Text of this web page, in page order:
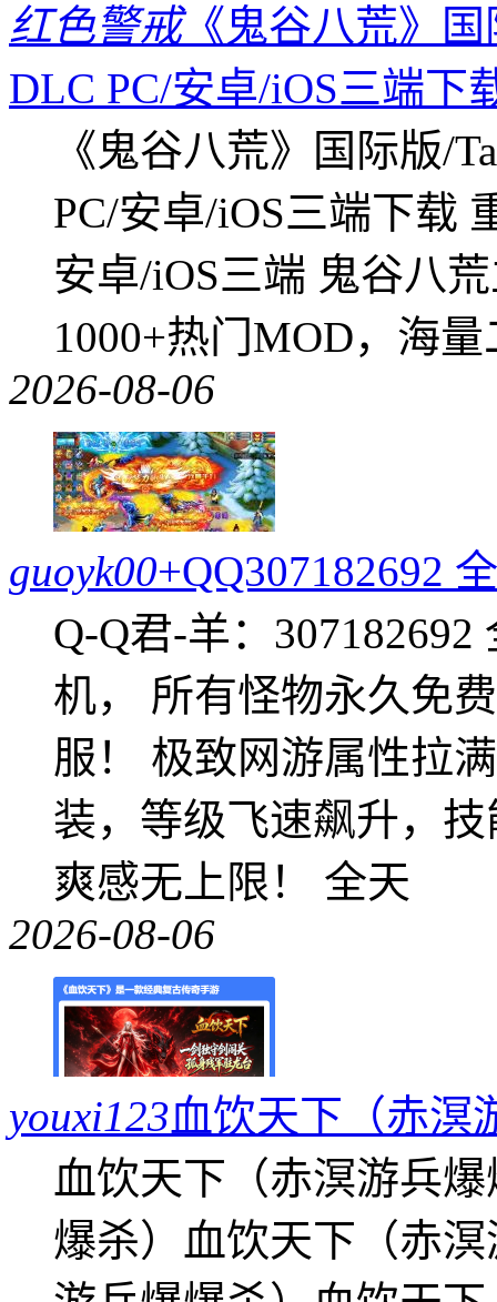
红色警戒《鬼谷八荒》国
DLC PC/安卓/iOS三端下
《鬼谷八荒》国际版/
PC/安卓/iOS三端下载
安卓/iOS三端 鬼谷八
1000+热门MOD，海
2026-08-06
guoyk00+QQ307182692
Q-Q君-羊：
机， 所有怪物永久免
服！ 极致网游属性拉
装，等级飞速飙升，
爽感无上限！ 全天
2026-08-06
youxi123血饮天下（赤溟
血饮天下（赤溟游兵
爆杀）血饮天下（赤